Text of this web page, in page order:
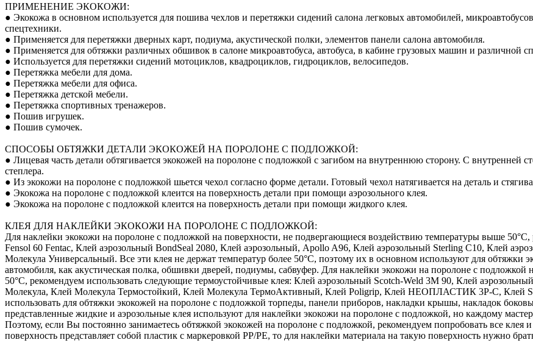
ПРИМЕНЕНИЕ ЭКОКОЖИ:
● Экокожа в основном используется для пошива чехлов и перетяжки сидений салона легковых автомобилей,
спецтехники.
● Применяется для перетяжки дверных карт, подиума, акустической полки, элементов панели салона автомобиля.
● Применяется для обтяжки различных обшивок в салоне микроавтобуса, автобуса, в кабине грузовых машин и различной
● Используется для перетяжки сидений мотоциклов, квадроциклов, гидроциклов, велосипедов.
● Перетяжка мебели для дома.
● Перетяжка мебели для офиса.
● Перетяжка детской мебели.
● Перетяжка спортивных тренажеров.
● Пошив игрушек.
● Пошив сумочек.
СПОСОБЫ ОБТЯЖКИ ДЕТАЛИ ЭКОКОЖЕЙ НА ПОРОЛОНЕ С ПОДЛОЖКОЙ:
● Лицевая часть детали обтягивается экокожей на поролоне с подложкой с загибом на внутреннюю сторону. С
степлера.
● Из экокожи на поролоне с подложкой шьется чехол согласно форме детали. Готовый чехол натягивается на деталь и
● Экокожа на поролоне с подложкой клеится на поверхность детали при помощи аэрозольного клея.
● Экокожа на поролоне с подложкой клеится на поверхность детали при помощи жидкого клея.
КЛЕЯ ДЛЯ НАКЛЕЙКИ ЭКОКОЖИ НА ПОРОЛОНЕ С ПОДЛОЖКОЙ:
Для наклейки экокожи на поролоне с подложкой на поверхности, не подвергающиеся воздействию температуры выше
Fensol 60 Fentac, Клей аэрозольный BondSeal 2080, Клей аэрозольный, Apollo A96, Клей аэрозольный Sterling C10, Клей
Молекула Универсальный. Все эти клея не держат температур более 50°С, поэтому их в основном используют для обтяжки
автомобиля, как акустическая полка, обшивки дверей, подиумы, сабвуфер. Для наклейки экокожи на поролоне с
50°С, рекомендуем использовать следующие термоустойчивые клея: Клей аэрозольный Scotch-Weld 3M 90, Клей
Молекула, Клей Молекула Термостойкий, Клей Молекула ТермоАктивный, Клей Poligrip, Клей НЕОПЛАСТИК 3P-C, Клей
использовать для обтяжки экокожей на поролоне с подложкой торпеды, панели приборов, накладки крышы, накладок
представленные жидкие и аэрозольные клея используют для наклейки экокожи на поролоне с подложкой, но каждому
Поэтому, если Вы постоянно занимаетесь обтяжкой экокожей на поролоне с подложкой, рекомендуем попробовать все клея
поверхность представляет собой пластик с маркеровкой PP/PE, то для наклейки материала на такую поверхность нужно